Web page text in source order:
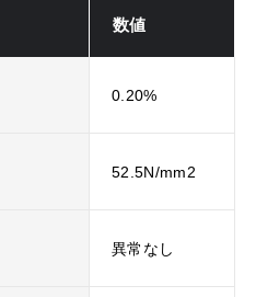
数値
0.20%
52.5N/mm2
異常なし